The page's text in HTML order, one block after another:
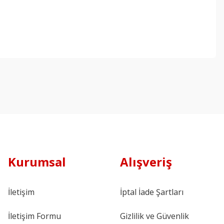
Kurumsal
İletişim
İletişim Formu
Alışveriş
İptal İade Şartları
Gizlilik ve Güvenlik